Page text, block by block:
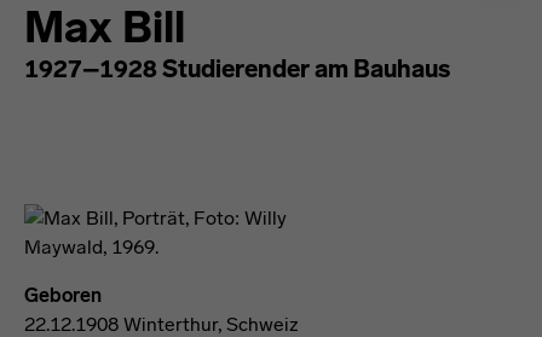
Max Bill
1927–1928 Studierender am Bauhaus
Geboren
22.12.1908 Winterthur, Schweiz